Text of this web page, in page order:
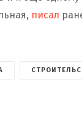
писал